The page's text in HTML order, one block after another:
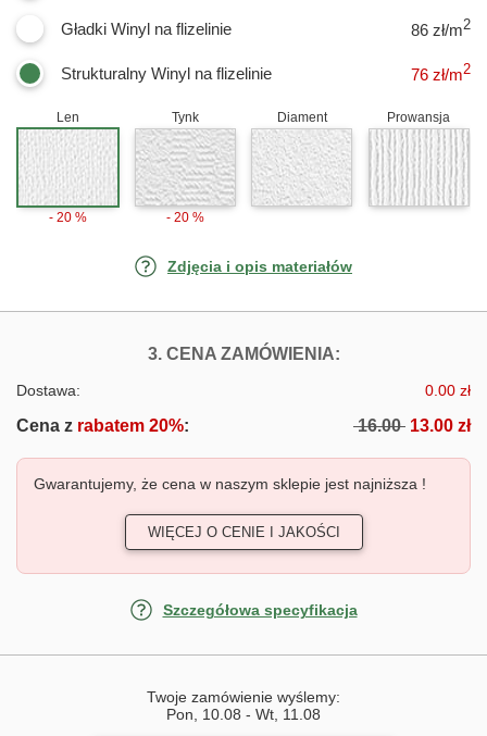
Gładki Winyl na flizelinie 86 zł/m2
Strukturalny Winyl na flizelinie 76 zł/m2
Len
- 20 %
Tynk
- 20 %
Diament Prowansja
Zdjęcia i opis materiałów
3. CENA ZAMÓWIENIA:FOTOTAPETY
Dostawa: 0.00 zł
Cena z rabatem 20%: 16.00 13.00 zł
Gwarantujemy, że cena w naszym sklepie jest najniższa !
WIĘCEJ O CENIE I JAKOŚCI
Szczegółowa specyfikacja
Twoje zamówienie wyślemy:
Pon, 10.08 - Wt, 11.08